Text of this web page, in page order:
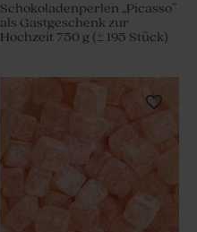
Schokoladenperlen „Picasso”
als Gastgeschenk zur
Hochzeit 750 g (± 195 Stück)